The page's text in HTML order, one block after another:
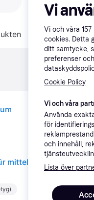
Specifikationer
mittelgroÃŸe Hunde
Vi
Vi och våra 157
cookies. Detta
ditt samtycke,
preferenser
Cookie Policy
Vi och våra
Använda
för
och innehåll,
Lista över